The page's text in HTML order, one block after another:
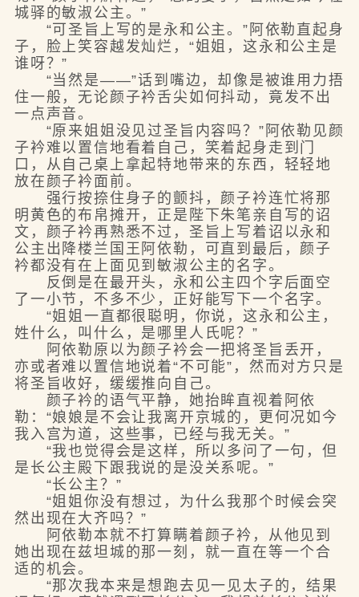
城驿的敏淑公主。”
“可圣旨上写的是永和公主。”阿依勒直起身
子，脸上笑容越发灿烂，“姐姐，这永和公主是
谁呀？”
“当然是——”话到嘴边，却像是被谁用力捂
住一般，无论颜子衿舌尖如何抖动，竟发不出
一点声音。
“原来姐姐没见过圣旨内容吗？”阿依勒见颜
子衿难以置信地看着自己，笑着起身走到门
口，从自己桌上拿起特地带来的东西，轻轻地
放在颜子衿面前。
强行按捺住身子的颤抖，颜子衿连忙将那
明黄色的布帛摊开，正是陛下朱笔亲自写的诏
文，颜子衿再熟悉不过，圣旨上写着诏以永和
公主出降楼兰国王阿依勒，可直到最后，颜子
衿都没有在上面见到敏淑公主的名字。
反倒是在最开头，永和公主四个字后面空
了一小节，不多不少，正好能写下一个名字。
“姐姐一直都很聪明，你说，这永和公主，
姓什么，叫什么，是哪里人氏呢？”
阿依勒原以为颜子衿会一把将圣旨丢开，
亦或者难以置信地说着“不可能”，然而对方只是
将圣旨收好，缓缓推向自己。
颜子衿的语气平静，她抬眸直视着阿依
勒：“娘娘是不会让我离开京城的，更何况如今
我入宫为道，这些事，已经与我无关。”
“我也觉得会是这样，所以多问了一句，但
是长公主殿下跟我说的是没关系呢。”
“长公主？”
“姐姐你没有想过，为什么我那个时候会突
然出现在大齐吗？”
阿依勒本就不打算瞒着颜子衿，从他见到
她出现在兹坦城的那一刻，就一直在等一个合
适的机会。
“那次我本来是想跑去见一见太子的，结果